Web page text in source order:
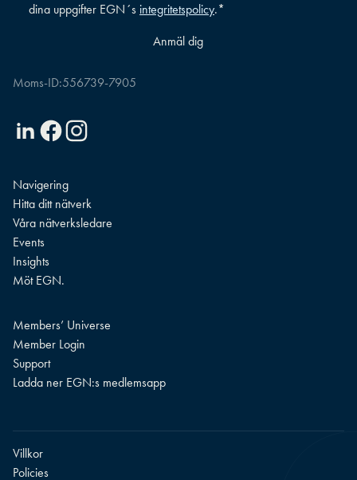
dina uppgifter EGN´s integritetspolicy.*
Moms-ID:556739-7905
LinkedinFacebookInstagram
Navigering
Hitta ditt nätverk
Våra nätverksledare
Events
Insights
Möt EGN.
Members’ Universe
Member Login
Support
Ladda ner EGN:s medlemsapp
Villkor
Policies